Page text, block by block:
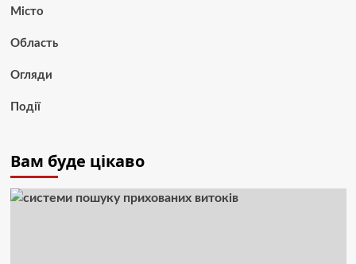
Місто
Область
Огляди
Події
Вам буде цікаво